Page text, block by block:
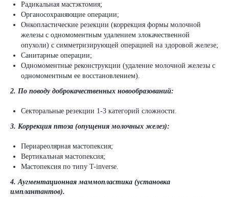
Радикальная мастэктомия;
Органосохраняющие операции;
Онкопластические резекции (коррекция формы молочной
железы с одномоментным удалением злокачественной
опухоли) с симметризирующей операцией на здоровой железе;
Санитарные операции;
Одномоментные реконструкции (удаление молочной железы с
одномоментным ее восстановлением).
2. По поводу доброкачественных новообразований:
Секторальные резекции 1-3 категорий сложности.
3. Коррекция птоза (опущения молочных желез):
Периареолярная мастопексия;
Вертикальная мастопексия;
Мастопексия по типу T-inverse.
4. Аугментационная маммопластика (установка
имплантантов).